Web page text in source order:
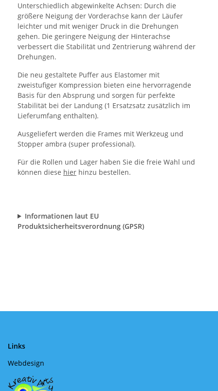
Unterschiedlich abgewinkelte Achsen: Durch die
größere Neigung der Vorderachse kann der Läufer
leichter und mit weniger Druck in die Drehungen
gehen. Die geringere Neigung der Hinterachse
verbessert die Stabilität und Zentrierung während der
Drehungen.
Die neu gestaltete Puffer aus Elastomer mit
zweistufiger Kompression bieten eine hervorragende
Basis für den Absprung und sorgen für perfekte
Stabilität bei der Landung (1 Ersatzsatz zusätzlich im
Lieferumfang enthalten).
Ausgeliefert werden die Frames mit Werkzeug und
Stopper ambra (super professional).
Für die Rollen und Lager haben Sie die freie Wahl und
können diese hier hinzu bestellen.
Informationen laut EU
Produktsicherheitsverordnung (GPSR)
Links
Webdesign